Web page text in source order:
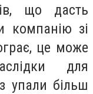
що дасть
компанію зі
це може
для
упали більш